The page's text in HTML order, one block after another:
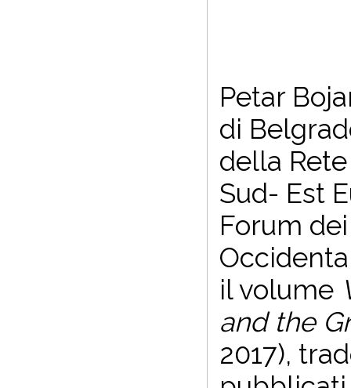
Petar
di
della
Sud- Est
Forum
il volume
and the
2017),